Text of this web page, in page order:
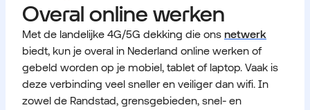
Overal online werken
Met de landelijke 4G/5G dekking die ons netwerk
biedt, kun je overal in Nederland online werken of
gebeld worden op je mobiel, tablet of laptop. Vaak is
deze verbinding veel sneller en veiliger dan wifi. In
zowel de Randstad, grensgebieden, snel- en